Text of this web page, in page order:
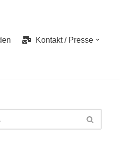
Kontakt / Presse